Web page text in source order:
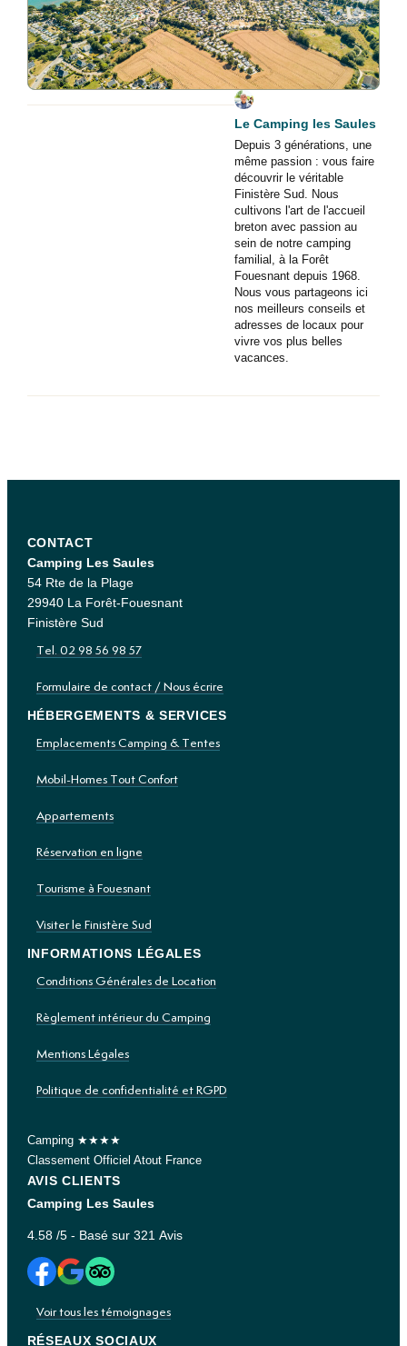
Le Camping les Saules
Depuis 3 générations, une
même passion : vous faire
découvrir le véritable
Finistère Sud. Nous
cultivons l'art de l'accueil
breton avec passion au
sein de notre camping
familial, à la Forêt
Fouesnant depuis 1968.
Nous vous partageons ici
nos meilleurs conseils et
adresses de locaux pour
vivre vos plus belles
vacances.
CONTACT
Camping Les Saules
54 Rte de la Plage
29940 La Forêt-Fouesnant
Finistère Sud
Tel. 02 98 56 98 57
Formulaire de contact / Nous écrire
HÉBERGEMENTS & SERVICES
Emplacements Camping & Tentes
Mobil-Homes Tout Confort
Appartements
Réservation en ligne
Tourisme à Fouesnant
Visiter le Finistère Sud
INFORMATIONS LÉGALES
Conditions Générales de Location
Règlement intérieur du Camping
Mentions Légales
Politique de confidentialité et RGPD
Camping ★★★★
Classement Officiel Atout France
AVIS CLIENTS
Camping Les Saules
4.58/5 - Basé sur 321 Avis
Voir tous les témoignages
RÉSEAUX SOCIAUX